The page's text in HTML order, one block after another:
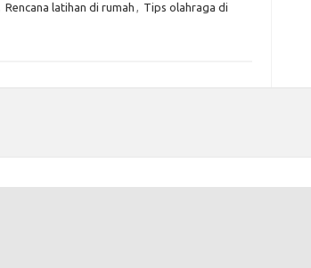
Rencana latihan di rumah , Tips olahraga di